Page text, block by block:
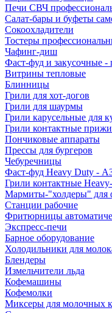
Печи СВЧ
Салат-бары и буфеты
Сокоохладители
Тостеры
Чафинг-диш
Фаст-фуд и закусочные -
Витрины тепловые
Блинницы
Грили для хот-догов
Грили для шаурмы
Грили карусельные для
Грили контактные
Пончиковые аппараты
Прессы для бургеров
Чебуречницы
Фаст-фуд Heavy Duty -
Грили контактные
Мармиты-"холдеры" для
Станции рабочие
Фритюрницы
Экспресс-печи
Барное оборудование
Холодильники для
Блендеры
Измельчители льда
Кофемашины
Кофемолки
Миксеры для молочных